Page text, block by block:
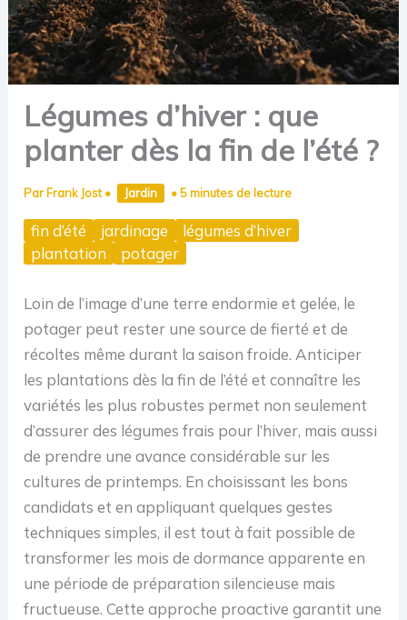
Légumes d’hiver : que
planter dès la fin de l’été ?
Par Frank Jost• Jardin •5 minutes de lecture
fin d’été jardinage
légumes d’hiver
plantation
potager
Loin de l’image d’une terre endormie et gelée, le
potager peut rester une source de fierté et de
récoltes même durant la saison froide. Anticiper
les plantations dès la fin de l’été et connaître les
variétés les plus robustes permet non seulement
d’assurer des légumes frais pour l’hiver, mais aussi
de prendre une avance considérable sur les
cultures de printemps. En choisissant les bons
candidats et en appliquant quelques gestes
techniques simples, il est tout à fait possible de
transformer les mois de dormance apparente en
une période de préparation silencieuse mais
fructueuse. Cette approche proactive garantit une